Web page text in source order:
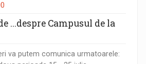
...despre Campusul de la
va putem comunica urmatoarele: